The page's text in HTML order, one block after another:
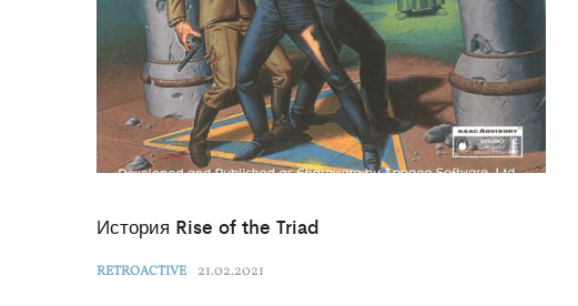
История Rise of the Triad
RETROACTIVE 21.02.2021